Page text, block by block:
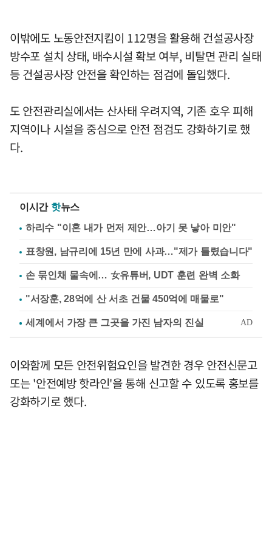
이밖에도 노동안전지킴이 112명을 활용해 건설공사장
방수포 설치 상태, 배수시설 확보 여부, 비탈면 관리 실태
등 건설공사장 안전을 확인하는 점검에 돌입했다.
도 안전관리실에서는 산사태 우려지역, 기존 호우 피해
지역이나 시설을 중심으로 안전 점검도 강화하기로 했
다.
이시간 핫뉴스
하리수 "이혼 내가 먼저 제안…아기 못 낳아 미안"
표창원, 남규리에 15년 만에 사과…"제가 틀렸습니다"
손 묶인채 물속에… 女유튜버, UDT 훈련 완벽 소화
"서장훈, 28억에 산 서초 건물 450억에 매물로"
이와함께 모든 안전위험요인을 발견한 경우 안전신문고
또는 '안전예방 핫라인'을 통해 신고할 수 있도록 홍보를
강화하기로 했다.